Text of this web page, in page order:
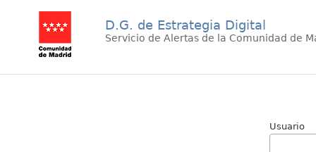
D.G. de Estrategia Digital
Servicio de Alertas de la Comunidad de
Usuario